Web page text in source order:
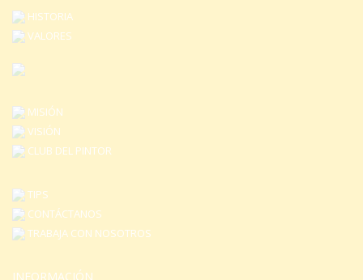
HISTORIA
VALORES
MISIÓN
VISIÓN
CLUB DEL PINTOR
TIPS
CONTÁCTANOS
TRABAJA CON NOSOTROS
INFORMACIÓN